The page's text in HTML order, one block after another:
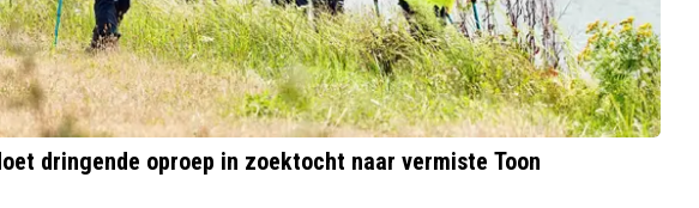
dringende oproep in zoektocht naar vermiste Toon